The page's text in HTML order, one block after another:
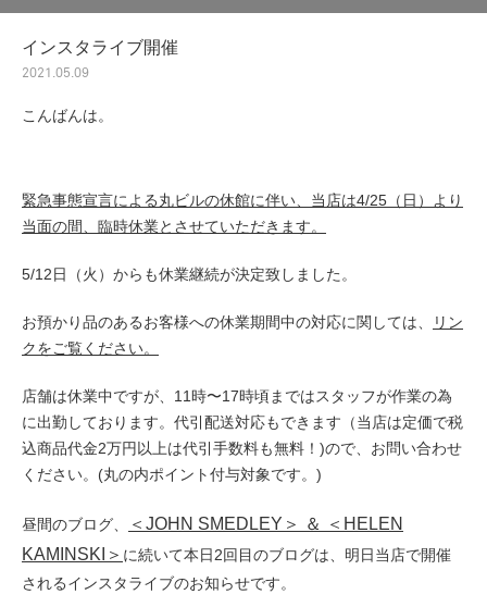
インスタライブ開催
2021.05.09
こんばんは。
緊急事態宣言による丸ビルの休館に伴い、当店は4/25（日）より
当面の間、臨時休業とさせていただきます。
5/12日（火）からも休業継続が決定致しました。
お預かり品のあるお客様への休業期間中の対応に関しては、
リン
クをご覧ください。
店舗は休業中ですが、11時〜17時頃まではスタッフが作業の為
に出勤しております。代引配送対応もできます（当店は定価で税
込商品代金2万円以上は代引手数料も無料！)ので、お問い合わせ
ください。(丸の内ポイント付与対象です。)
昼間のブログ、
＜JOHN SMEDLEY＞ ＆ ＜HELEN
KAMINSKI＞ に続いて本日2回目のブログは、明日当店で開催
されるインスタライブのお知らせです。